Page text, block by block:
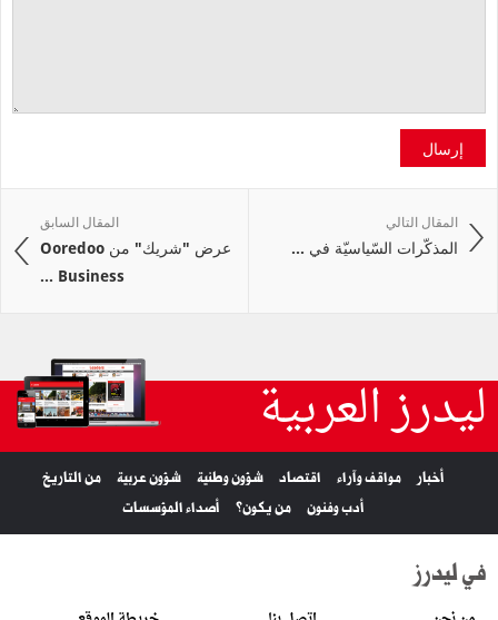
إرسال
المقال السابق
عرض "شريك" من Ooredoo
Business ...
المقال التالي
المذكّرات السّياسيّة في ...
ليدرز العربية
أخبار مواقف وآراء اقتصاد شؤون وطنية شؤون عربية
من التاريخ
أدب وفنون
من يكون؟ أصداء المؤسسات
في ليدرز